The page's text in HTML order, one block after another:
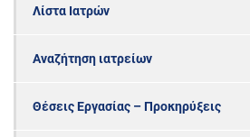
Λίστα Ιατρών
Αναζήτηση ιατρείων
Θέσεις Εργασίας – Προκηρύξεις